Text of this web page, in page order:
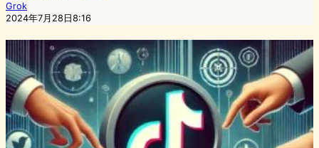
Grok
2024年7月28日8:16